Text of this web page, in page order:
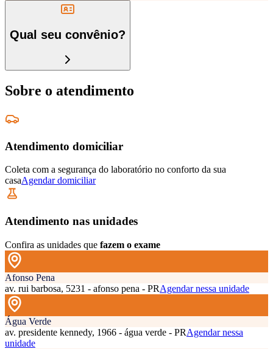
Qual seu convênio?
Sobre o atendimento
Atendimento domiciliar
Coleta com a segurança do laboratório no conforto da sua
casaAgendar domiciliar
Atendimento nas unidades
Confira as unidades que fazem o exame
Afonso Pena
av. rui barbosa, 5231 - afonso pena - PRAgendar nessa unidade
Água Verde
av. presidente kennedy, 1966 - água verde - PRAgendar nessa
unidade